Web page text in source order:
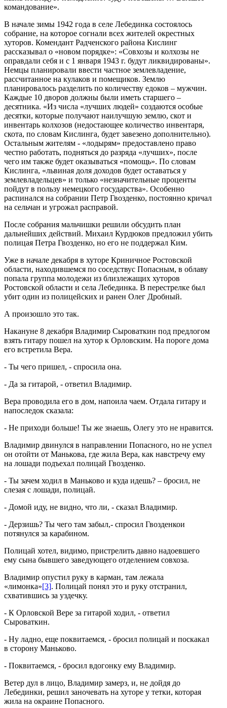
командование».
В начале зимы 1942 года в селе Лебединка состоялось
собрание, на которое согнали всех жителей окрестных
хуторов. Комендант Радченского района Кислинг
рассказывал о «новом порядке»: «Совхозы и колхозы не
оправдали себя и с 1 января 1943 г. будут ликвидированы».
Немцы планировали ввести частное землевладение,
рассчитанное на кулаков и помещиков. Землю
планировалось разделить по количеству едоков – мужчин.
Каждые 10 дворов должны были иметь старшего –
десятника. «Из числа «лучших людей» создаются особые
десятки, которые получают наилучшую землю, скот и
инвентарь колхозов (недостающее количество инвентаря,
скота, по словам Кислинга, будет завезено дополнительно).
Остальным жителям - «лодырям» предоставлено право
честно работать, подняться до разряда «лучших», после
чего им также будет оказываться «помощь». По словам
Кислинга, «львиная доля доходов будет оставаться у
землевладельцев» и только «незначительные проценты
пойдут в пользу немецкого государства». Особенно
распинался на собрании Петр Гвозденко, постоянно кричал
на сельчан и угрожал расправой.
После собрания мальчишки решили обсудить план
дальнейших действий. Михаил Курдюков предложил убить
полицая Петра Гвозденко, но его не поддержал Ким.
Уже в начале декабря в хуторе Криничное Ростовской
области, находившемся по соседствус Попасным, в облаву
попала группа молодежи из близлежащих хуторов
Ростовской области и села Лебединка. В перестрелке был
убит один из полицейских и ранен Олег Дробный.
А произошло это так.
Накануне 8 декабря Владимир Сыроваткин под предлогом
взять гитару пошел на хутор к Орловским. На пороге дома
его встретила Вера.
- Ты чего пришел, - спросила она.
- Да за гитарой, - ответил Владимир.
Вера проводила его в дом, напоила чаем. Отдала гитару и
напоследок сказала:
- Не приходи больше! Ты же знаешь, Олегу это не нравится.
Владимир двинулся в направлении Попасного, но не успел
он отойти от Манькова, где жила Вера, как навстречу ему
на лошади подъехал полицай Гвозденко.
- Ты зачем ходил в Маньково и куда идешь? – бросил, не
слезая с лошади, полицай.
- Домой иду, не видно, что ли, - сказал Владимир.
- Дерзишь? Ты чего там забыл,- спросил Гвозденкои
потянулся за карабином.
Полицай хотел, видимо, пристрелить давно надоевшего
ему сына бывшего заведующего отделением совхоза.
Владимир опустил руку в карман, там лежала
«лимонка»[3]. Полицай понял это и руку отстранил,
схватившись за уздечку.
- К Орловской Вере за гитарой ходил, - ответил
Сыроваткин.
- Ну ладно, еще поквитаемся, - бросил полицай и поскакал
в сторону Маньково.
- Поквитаемся, - бросил вдогонку ему Владимир.
Ветер дул в лицо, Владимир замерз, и, не дойдя до
Лебединки, решил заночевать на хуторе у тетки, которая
жила на окраине Попасного.